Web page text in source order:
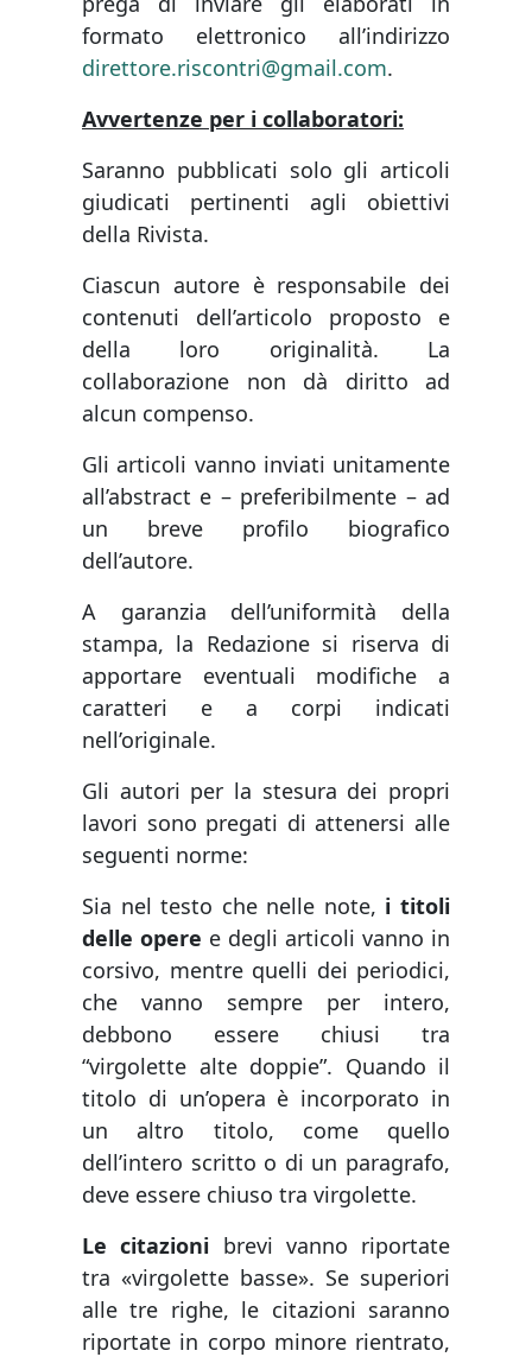
formato elettronico all’indirizzo
direttore.riscontri@gmail.com.
Avvertenze per i collaboratori:
Saranno pubblicati solo gli articoli
giudicati pertinenti agli obiettivi
della Rivista.
Ciascun autore è responsabile dei
contenuti dell’articolo proposto e
della loro originalità. La
collaborazione non dà diritto ad
alcun compenso.
Gli articoli vanno inviati unitamente
all’abstract e – preferibilmente – ad
un breve profilo biografico
dell’autore.
A garanzia dell’uniformità della
stampa, la Redazione si riserva di
apportare eventuali modifiche a
caratteri e a corpi indicati
nell’originale.
Gli autori per la stesura dei propri
lavori sono pregati di attenersi alle
seguenti norme:
Sia nel testo che nelle note, i titoli
delle opere e degli articoli vanno in
corsivo, mentre quelli dei periodici,
che vanno sempre per intero,
debbono essere chiusi tra
“virgolette alte doppie”. Quando il
titolo di un’opera è incorporato in
un altro titolo, come quello
dell’intero scritto o di un paragrafo,
deve essere chiuso tra virgolette.
Le citazioni brevi vanno riportate
tra «virgolette basse». Se superiori
alle tre righe, le citazioni saranno
riportate in corpo minore rientrato,